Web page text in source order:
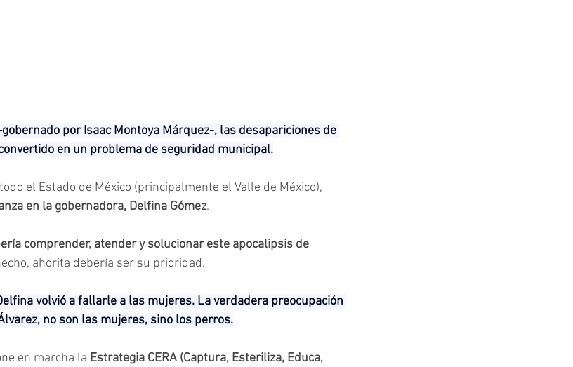
por Isaac Montoya Márquez-, las desapariciones de
en un problema de seguridad municipal.
el Estado de México (principalmente el Valle de México),
en la gobernadora, Delfina Gómez.
comprender, atender y solucionar este apocalipsis de
ahorita debería ser su prioridad.
volvió a fallarle a las mujeres. La verdadera preocupación
no son las mujeres, sino los perros.
en marcha la Estrategia CERA (Captura, Esteriliza, Educa,